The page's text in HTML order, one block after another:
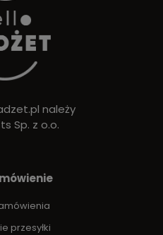
należy
Sp. z o.o.
przesyłki